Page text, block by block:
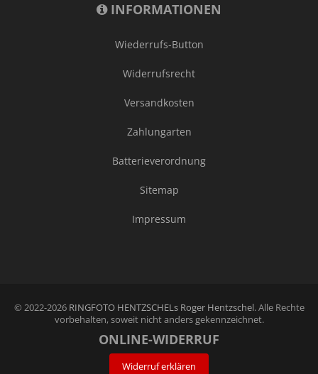
INFORMATIONEN
Wiederrufs-Button
Widerrufsrecht
Versandkosten
Zahlungarten
Batterieverordnung
Sitemap
Impressum
© 2022-2026 RINGFOTO HENTZSCHELs Roger Hentzschel. Alle Rechte
vorbehalten, soweit nicht anders gekennzeichnet.
ONLINE-WIDERRUF
Widerruf erklären